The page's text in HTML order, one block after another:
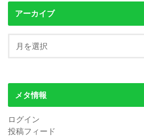
アーカイブ
メタ情報
ログイン
投稿フィード